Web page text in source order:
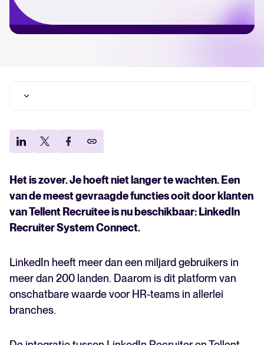
System Connect
Testimonials
Het is zover. Je hoeft niet langer te wachten. Een
van de meest gevraagde functies ooit door klanten
van Tellent Recruitee is nu beschikbaar: LinkedIn
Recruiter System Connect.
LinkedIn heeft meer dan een miljard gebruikers in
meer dan 200 landen. Daarom is dit platform van
onschatbare waarde voor HR-teams in allerlei
branches.